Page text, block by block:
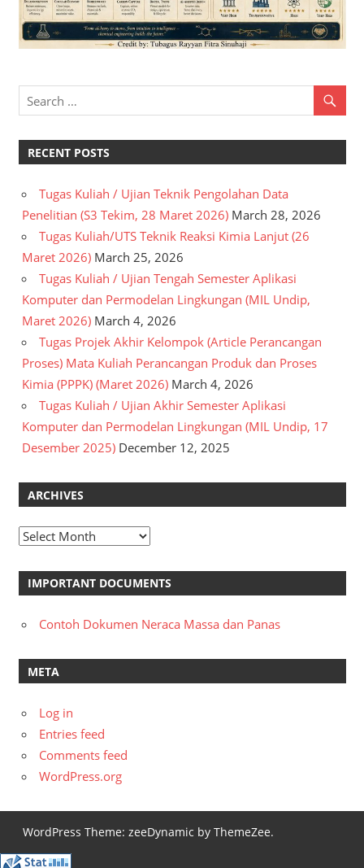
RECENT POSTS
Tugas Kuliah / Ujian Teknik Pengolahan Data
Penelitian (S3 Tekim, 28 Maret 2026) March 28, 2026
Tugas Kuliah/UTS Teknik Reaksi Kimia Lanjut (26
Maret 2026) March 25, 2026
Tugas Kuliah / Ujian Tengah Semester Aplikasi
Komputer dan Permodelan Lingkungan (MIL Undip,
Maret 2026) March 4, 2026
Tugas Projek Akhir Kelompok (Article Perancangan
Proses) Mata Kuliah Perancangan Produk dan Proses
Kimia (PPPK) (Maret 2026) March 4, 2026
Tugas Kuliah / Ujian Akhir Semester Aplikasi
Komputer dan Permodelan Lingkungan (MIL Undip, 17
Desember 2025) December 12, 2025
ARCHIVES
Archives
IMPORTANT DOCUMENTS
Contoh Dokumen Neraca Massa dan Panas
META
Log in
Entries feed
Comments feed
WordPress.org
WordPress Theme: zeeDynamic by ThemeZee.